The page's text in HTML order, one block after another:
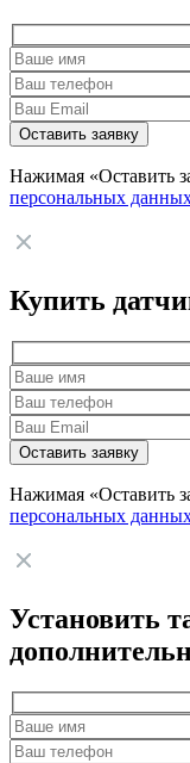
Нажимая «Оставить
персональных
Купить
Нажимая «Оставить
персональных
Установить